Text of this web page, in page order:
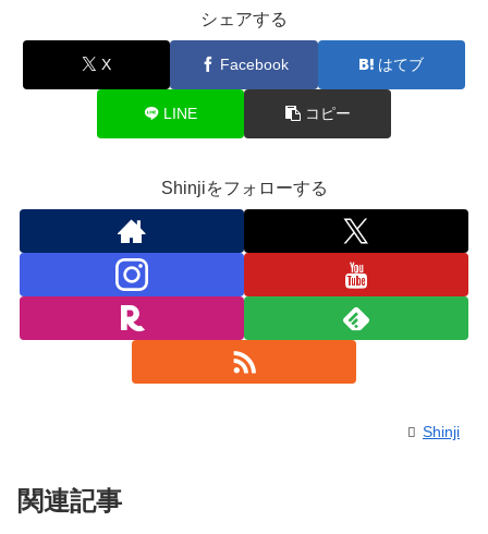
シェアする
X Facebook はてブ
LINE コピー
Shinjiをフォローする
Shinji
関連記事